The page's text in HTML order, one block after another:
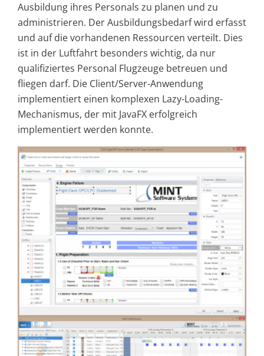
Ausbildung ihres Personals zu planen und zu
administrieren. Der Ausbildungsbedarf wird erfasst
und auf die vorhandenen Ressourcen verteilt. Dies
ist in der Luftfahrt besonders wichtig, da nur
qualifiziertes Personal Flugzeuge betreuen und
fliegen darf. Die Client/Server-Anwendung
implementiert einen komplexen Lazy-Loading-
Mechanismus, der mit JavaFX erfolgreich
implementiert werden konnte.